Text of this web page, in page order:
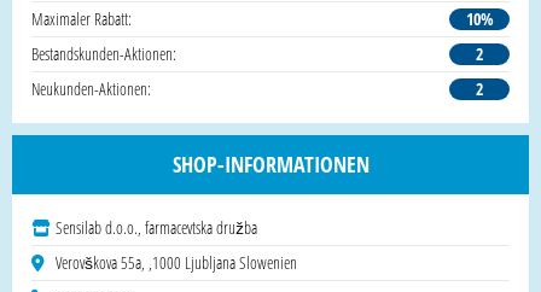
Maximaler Rabatt:
10%
Bestandskunden-Aktionen:
2
Neukunden-Aktionen:
2
SHOP-INFORMATIONEN
Sensilab d.o.o., farmacevtska družba
Verovškova 55a, ,1000 Ljubljana Slowenien